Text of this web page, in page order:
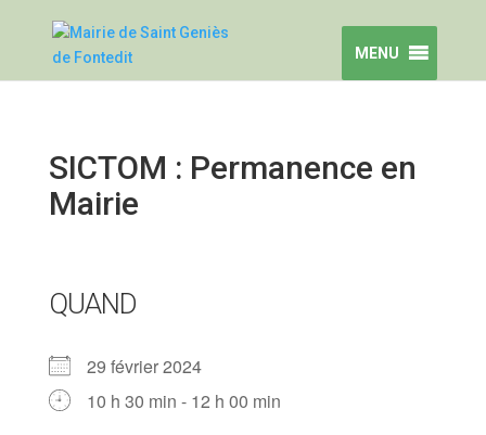
MENU
SICTOM : Permanence en
Mairie
QUAND
29 février 2024
10 h 30 min - 12 h 00 min